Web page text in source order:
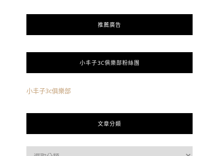
推薦廣告
小丰子3C俱樂部粉絲團
小丰子3c俱樂部
文章分類